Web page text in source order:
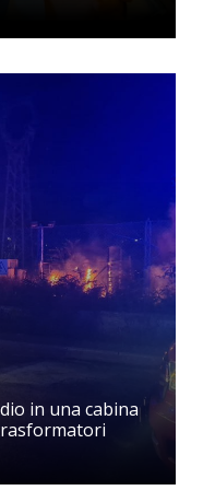
in una cabina